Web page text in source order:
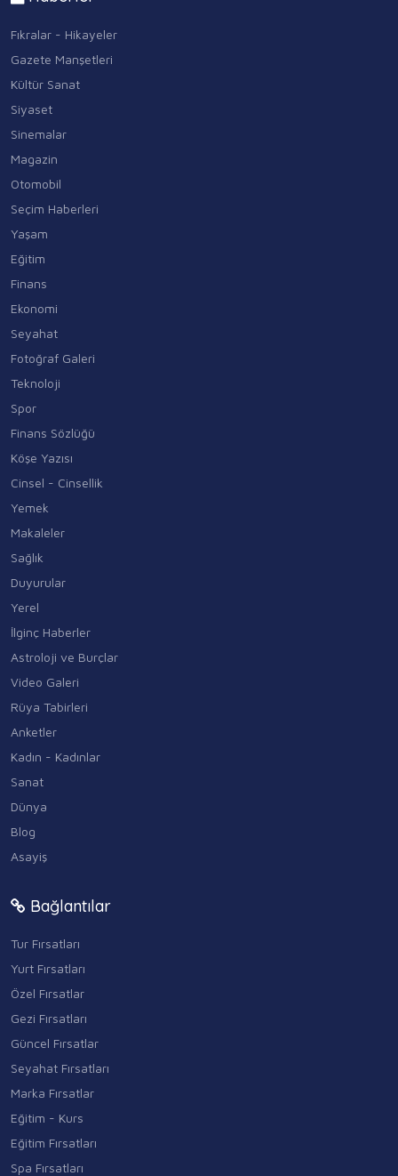
Fıkralar - Hikayeler
Gazete Manşetleri
Kültür Sanat
Siyaset
Sinemalar
Magazin
Otomobil
Seçim Haberleri
Yaşam
Eğitim
Finans
Ekonomi
Seyahat
Fotoğraf Galeri
Teknoloji
Spor
Finans Sözlüğü
Köşe Yazısı
Cinsel - Cinsellik
Yemek
Makaleler
Sağlık
Duyurular
Yerel
İlginç Haberler
Astroloji ve Burçlar
Video Galeri
Rüya Tabirleri
Anketler
Kadın - Kadınlar
Sanat
Dünya
Blog
Asayiş
Bağlantılar
Tur Fırsatları
Yurt Fırsatları
Özel Fırsatlar
Gezi Fırsatları
Güncel Fırsatlar
Seyahat Fırsatları
Marka Fırsatlar
Eğitim - Kurs
Eğitim Fırsatları
Spa Fırsatları